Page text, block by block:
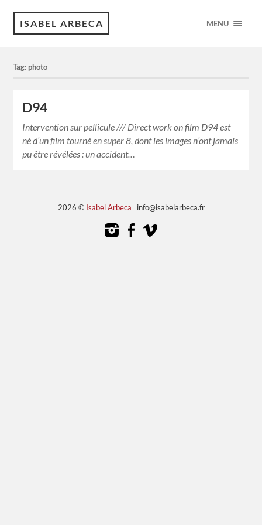
ISABEL ARBECA MENU
Tag: photo
D94
Intervention sur pellicule /// Direct work on film D94 est
né d’un film tourné en super 8, dont les images n’ont jamais
pu être révélées : un accident…
2026 © Isabel Arbeca info@isabelarbeca.fr